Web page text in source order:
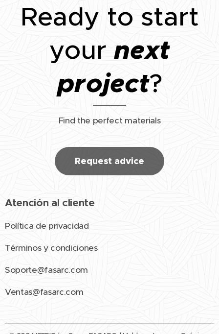
Ready to start
your next
project?
Find the perfect materials
Request advice
Atención al cliente
Política de privacidad
Términos y condiciones
Soporte@fasarc.com
Ventas@fasarc.com